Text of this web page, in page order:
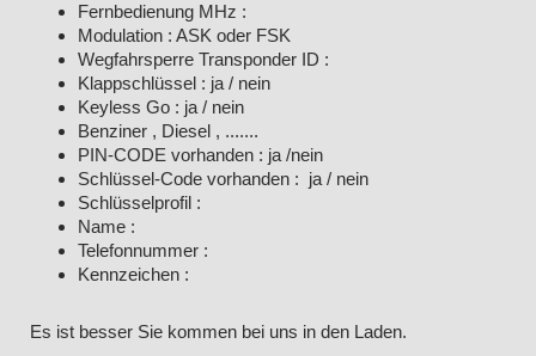
Fernbedienung MHz :
Modulation : ASK oder FSK
Wegfahrsperre Transponder ID :
Klappschlüssel : ja / nein
Keyless Go : ja / nein
Benziner , Diesel , .......
PIN-CODE vorhanden : ja /nein
Schlüssel-Code vorhanden : ja / nein
Schlüsselprofil :
Name :
Telefonnummer :
Kennzeichen :
Es ist besser Sie kommen bei uns in den Laden.